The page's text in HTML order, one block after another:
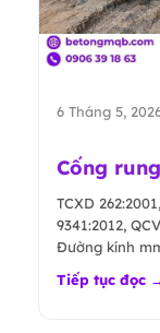
6 Tháng 5,
Cống
TCXD
9341:2012,
Đường kính
Tiếp tục đọc